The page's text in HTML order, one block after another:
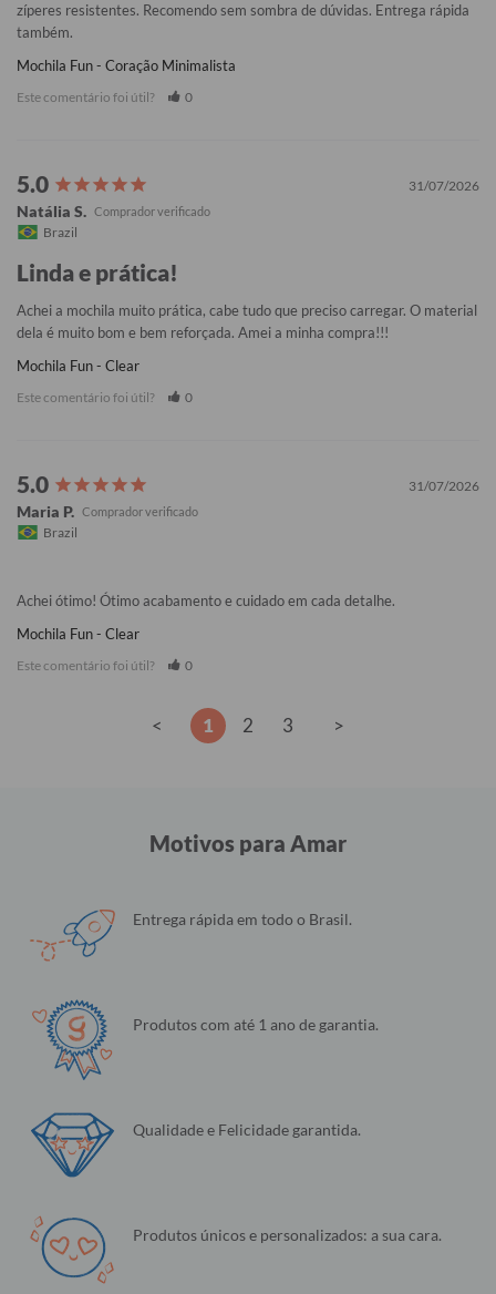
zíperes resistentes. Recomendo sem sombra de dúvidas. Entrega rápida
também.
Mochila Fun - Coração Minimalista
Este comentário foi útil? 0
31/07/2026
Natália S.
Brazil
Linda e prática!
Achei a mochila muito prática, cabe tudo que preciso carregar. O material
dela é muito bom e bem reforçada. Amei a minha compra!!!
Mochila Fun - Clear
Este comentário foi útil? 0
31/07/2026
Maria P.
Brazil
Achei ótimo! Ótimo acabamento e cuidado em cada detalhe.
Mochila Fun - Clear
Este comentário foi útil? 0
< 1 2 3 >
Motivos para Amar
Entrega rápida em todo o Brasil.
Produtos com até 1 ano de garantia.
Qualidade e Felicidade garantida.
Produtos únicos e personalizados: a sua cara.